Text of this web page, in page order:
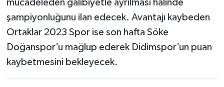
mücadeleden galibiyetle ayrılması halinde
şampiyonluğunu ilan edecek. Avantajı kaybeden
Ortaklar 2023 Spor ise son hafta Söke
Doğanspor’u mağlup ederek Didimspor’un puan
kaybetmesini bekleyecek.